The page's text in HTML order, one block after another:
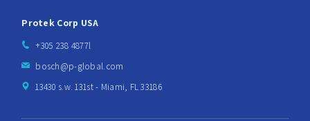
Protek Corp USA
+305 238 4877l
bosch@p-global.com
13430 s.w. 131st - Miami, FL 33186